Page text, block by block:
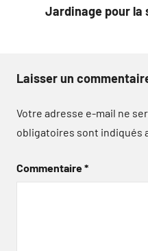
Jardinage pour la
Laisser un
Votre adresse e-mail ne
obligatoires sont indiqués
Commentaire*